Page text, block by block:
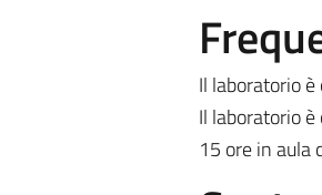
Il laboratorio
Il laboratorio
15 ore in aula